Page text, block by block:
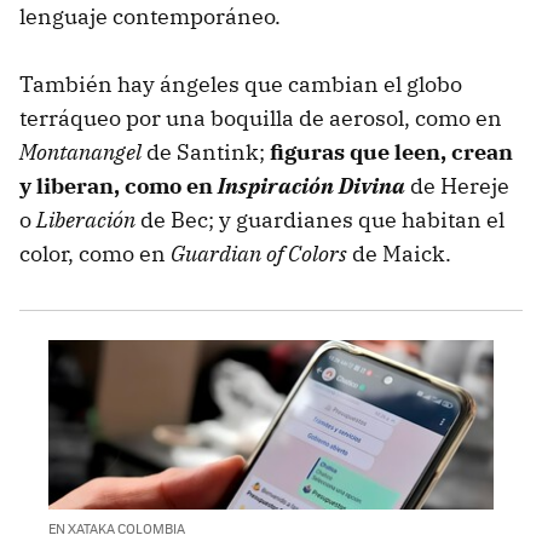
lenguaje contemporáneo.
También hay ángeles que cambian el globo
terráqueo por una boquilla de aerosol, como en
Montanangelde Santink; figuras que leen, crean
y liberan, como enInspiración Divina de Hereje
oLiberación de Bec; y guardianes que habitan el
color, como en Guardian of Colors de Maick.
EN XATAKA COLOMBIA